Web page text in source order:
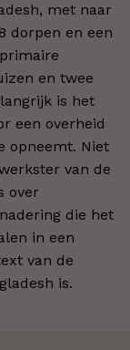
met naar
dorpen en een
en twee
is het
een overheid
opneemt. Niet
van de
over
die het
in een
van de
is.